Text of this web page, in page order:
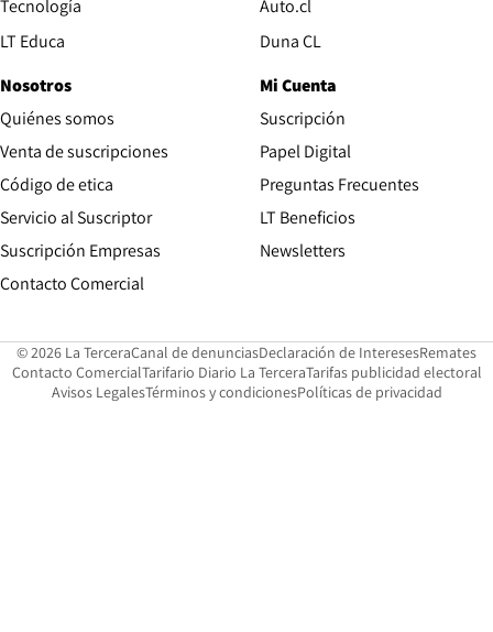
Tecnología
LT Educa
Auto.cl
Duna CL
Nosotros
Quiénes somos
Venta de suscripciones
Código de etica Opens in new window
Servicio al Suscriptor
Suscripción Empresas
Contacto Comercial
Mi Cuenta
Suscripción
Papel Digital
Preguntas Frecuentes
LT Beneficios
Newsletters
© 2026 La TerceraCanal de denunciasOpens in new window
Declaración de InteresesOpens in
Remates
Contacto ComercialOpens in new window
Tarifario Diario La TerceraOpens in new window
Tarifas publicidad electoral
Avisos LegalesOpens in new window
Términos y condicionesPolíticas de privacidad